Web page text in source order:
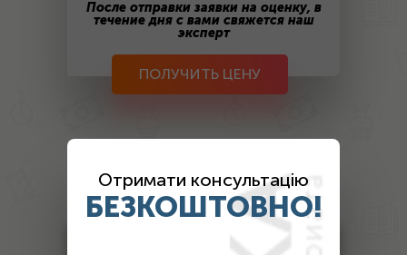
После отправки заявки на оценку, в
течение дня с вами свяжется наш
эксперт
ПОЛУЧИТЬ ЦЕНУ
антиквариата
Отримати консультацію
БЕЗКОШТОВНО!